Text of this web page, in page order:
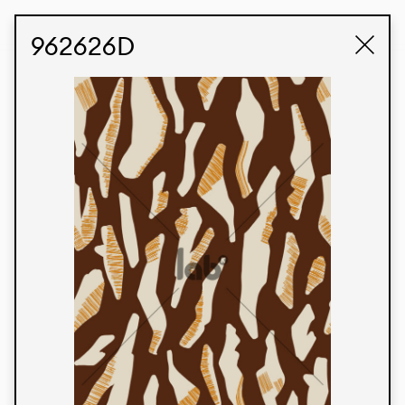
962626D
Produtos
Temos orgulho de expressar nossa identidade
brasileira por meio de nossos tecidos e estampas
personalizadas, trabalhando em colaboração
com nossos clientes e dando vida aos seus
conceitos e criações. Nossa extensa linha de
produtos tem opções para diferentes mercados.
Oferecemos também tecidos ecológicos e
tecnológicos que podem ser acabados em
qualquer cor sólida ou impressão digital.
Cores